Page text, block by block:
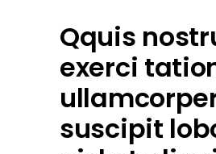
Qquis
exerci
suscipit